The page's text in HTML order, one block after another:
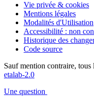
Vie privée & cookies
Mentions légales
Modalités d'Utilisation
Accessibilité : non
Historique des
Code source
Sauf mention contraire, tous
etalab-2.0
Une question